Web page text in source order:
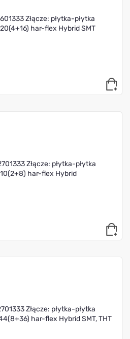
Złącze: płytka-płytka
har-flex Hybrid SMT
Złącze: płytka-płytka
har-flex Hybrid
Złącze: płytka-płytka
har-flex Hybrid SMT, THT